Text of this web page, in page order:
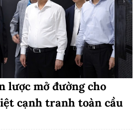
lược mở đường cho
cạnh tranh toàn cầu